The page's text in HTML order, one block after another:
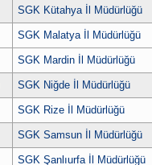
SGK Kütahya İl Müdürlüğü
SGK Malatya İl Müdürlüğü
SGK Mardin İl Müdürlüğü
SGK Niğde İl Müdürlüğü
SGK Rize İl Müdürlüğü
SGK Samsun İl Müdürlüğü
SGK Şanlıurfa İl Müdürlüğü